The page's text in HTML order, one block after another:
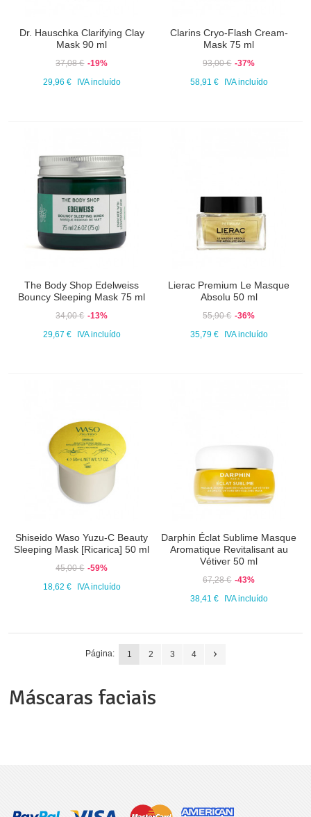
Dr. Hauschka Clarifying Clay
Mask 90 ml
37,08 € -19%
29,96 €
IVA incluído
Clarins Cryo-Flash Cream-
Mask 75 ml
93,00 € -37%
58,91 €
IVA incluído
The Body Shop Edelweiss
Bouncy Sleeping Mask 75 ml
34,00 € -13%
29,67 €
IVA incluído
Lierac Premium Le Masque
Absolu 50 ml
55,90 € -36%
35,79 €
IVA incluído
Shiseido Waso Yuzu-C Beauty
Sleeping Mask [Ricarica] 50 ml
45,00 € -59%
18,62 €
IVA incluído
Darphin Éclat Sublime Masque
Aromatique Revitalisant au
Vétiver 50 ml
67,28 € -43%
38,41 €
IVA incluído
Página: 1 2 3 4
Máscaras faciais